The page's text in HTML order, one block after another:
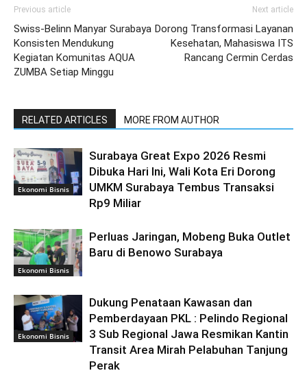
Previous article
Swiss-Belinn Manyar Surabaya
Konsisten Mendukung
Kegiatan Komunitas AQUA
ZUMBA Setiap Minggu
Next article
Dorong Transformasi Layanan
Kesehatan, Mahasiswa ITS
Rancang Cermin Cerdas
RELATED ARTICLES MORE FROM AUTHOR
Ekonomi Bisnis
Surabaya Great Expo 2026 Resmi
Dibuka Hari Ini, Wali Kota Eri Dorong
UMKM Surabaya Tembus Transaksi
Rp9 Miliar
Ekonomi Bisnis
Perluas Jaringan, Mobeng Buka Outlet
Baru di Benowo Surabaya
Ekonomi Bisnis
Dukung Penataan Kawasan dan
Pemberdayaan PKL : Pelindo Regional
3 Sub Regional Jawa Resmikan Kantin
Transit Area Mirah Pelabuhan Tanjung
Perak